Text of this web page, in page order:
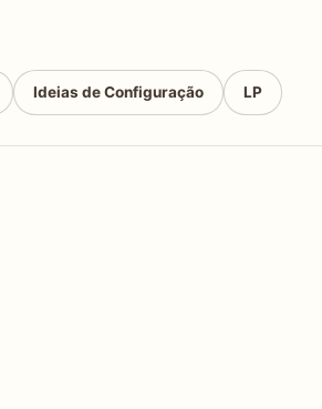
Ideias de Configuração LP